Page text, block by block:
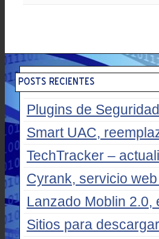
Plugins de
Smart UAC,
TechTracker –
Cyrank, servicio
Lanzado Moblin 2.0,
Sitios para